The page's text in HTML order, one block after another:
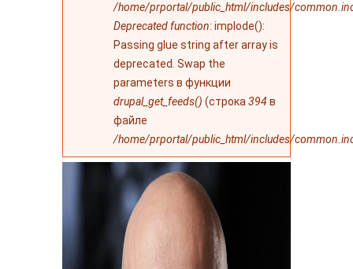
/home/prportal/public_html/includes/
Deprecated function: implode():
Passing glue string after array is
deprecated. Swap the
parameters в функции
drupal_get_feeds() (строка 394в
файле
/home/prportal/public_html/includes/